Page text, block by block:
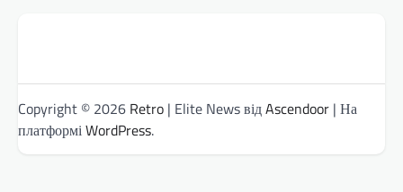
Copyright © 2026 Retro | Elite News відAscendoor | На
платформіWordPress.